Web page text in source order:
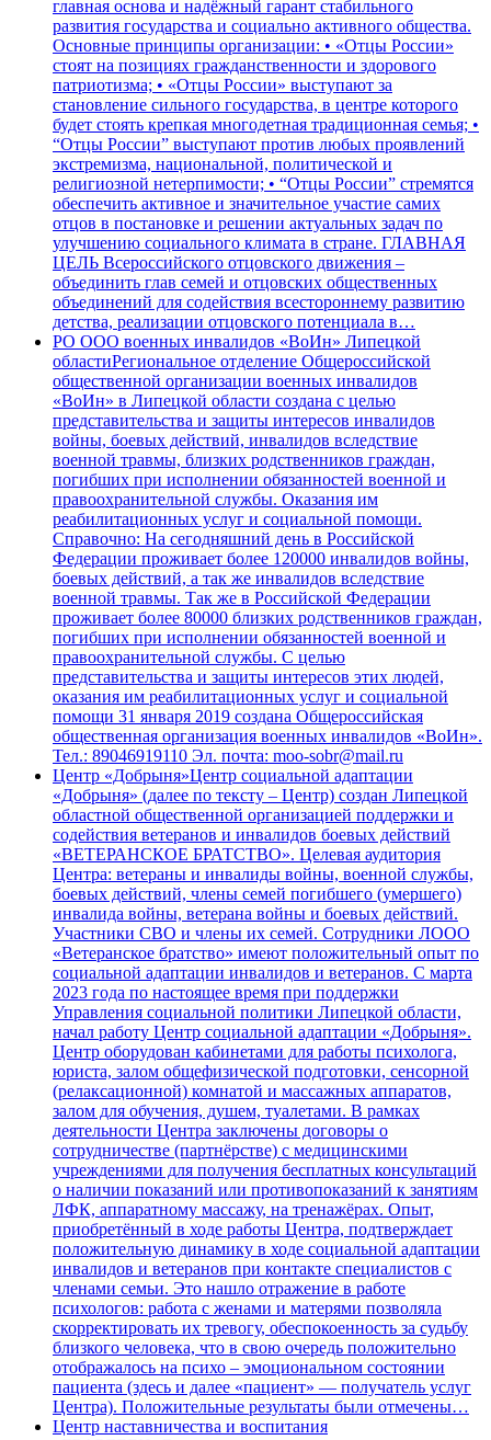
главная основа и надёжный гарант стабильного
развития государства и социально активного общества.
Основные принципы организации: • «Отцы России»
стоят на позициях гражданственности и здорового
патриотизма; • «Отцы России» выступают за
становление сильного государства, в центре которого
будет стоять крепкая многодетная традиционная семья; •
“Отцы России” выступают против любых проявлений
экстремизма, национальной, политической и
религиозной нетерпимости; • “Отцы России” стремятся
обеспечить активное и значительное участие самих
отцов в постановке и решении актуальных задач по
улучшению социального климата в стране. ГЛАВНАЯ
ЦЕЛЬ Всероссийского отцовского движения –
объединить глав семей и отцовских общественных
объединений для содействия всестороннему развитию
детства, реализации отцовского потенциала в…
РО ООО военных инвалидов «ВоИн» Липецкой
областиРегиональное отделение Общероссийской
общественной организации военных инвалидов
«ВоИн» в Липецкой области создана с целью
представительства и защиты интересов инвалидов
войны, боевых действий, инвалидов вследствие
военной травмы, близких родственников граждан,
погибших при исполнении обязанностей военной и
правоохранительной службы. Оказания им
реабилитационных услуг и социальной помощи.
Справочно: На сегодняшний день в Российской
Федерации проживает более 120000 инвалидов войны,
боевых действий, а так же инвалидов вследствие
военной травмы. Так же в Российской Федерации
проживает более 80000 близких родственников граждан,
погибших при исполнении обязанностей военной и
правоохранительной службы. С целью
представительства и защиты интересов этих людей,
оказания им реабилитационных услуг и социальной
помощи 31 января 2019 создана Общероссийская
общественная организация военных инвалидов «ВоИн».
Тел.: 89046919110 Эл. почта: moo-sobr@mail.ru
Центр «Добрыня»Центр социальной адаптации
«Добрыня» (далее по тексту – Центр) создан Липецкой
областной общественной организацией поддержки и
содействия ветеранов и инвалидов боевых действий
«ВЕТЕРАНСКОЕ БРАТСТВО». Целевая аудитория
Центра: ветераны и инвалиды войны, военной службы,
боевых действий, члены семей погибшего (умершего)
инвалида войны, ветерана войны и боевых действий.
Участники СВО и члены их семей. Сотрудники ЛООО
«Ветеранское братство» имеют положительный опыт по
социальной адаптации инвалидов и ветеранов. С марта
2023 года по настоящее время при поддержки
Управления социальной политики Липецкой области,
начал работу Центр социальной адаптации «Добрыня».
Центр оборудован кабинетами для работы психолога,
юриста, залом общефизической подготовки, сенсорной
(релаксационной) комнатой и массажных аппаратов,
залом для обучения, душем, туалетами. В рамках
деятельности Центра заключены договоры о
сотрудничестве (партнёрстве) с медицинскими
учреждениями для получения бесплатных консультаций
о наличии показаний или противопоказаний к занятиям
ЛФК, аппаратному массажу, на тренажёрах. Опыт,
приобретённый в ходе работы Центра, подтверждает
положительную динамику в ходе социальной адаптации
инвалидов и ветеранов при контакте специалистов с
членами семьи. Это нашло отражение в работе
психологов: работа с женами и матерями позволяла
скорректировать их тревогу, обеспокоенность за судьбу
близкого человека, что в свою очередь положительно
отображалось на психо – эмоциональном состоянии
пациента (здесь и далее «пациент» — получатель услуг
Центра). Положительные результаты были отмечены…
Центр наставничества и воспитания